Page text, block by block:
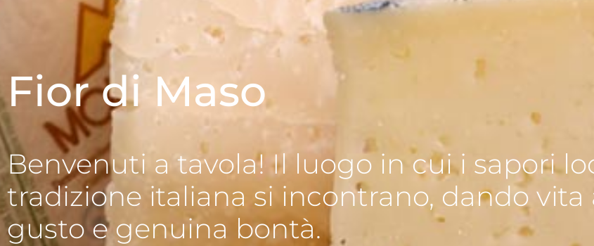
Fior di Maso
Benvenuti a tavola! Il luogo in cui i sapori
tradizione italiana si incontrano, dando
gusto e genuina bontà.